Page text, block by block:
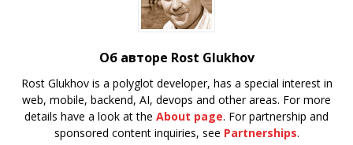
Об авторе Rost Glukhov
Rost Glukhov is a polyglot developer, has a special interest in
web, mobile, backend, AI, devops and other areas. For more
details have a look at the About page. For partnership and
sponsored content inquiries, see Partnerships.